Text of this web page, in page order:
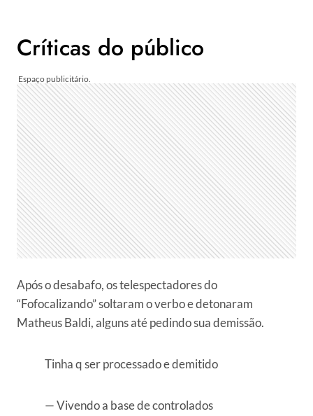
Críticas do público
Após o desabafo, os telespectadores do
“Fofocalizando” soltaram o verbo e detonaram
Matheus Baldi, alguns até pedindo sua demissão.
Tinha q ser processado e demitido
— Vivendo a base de controlados